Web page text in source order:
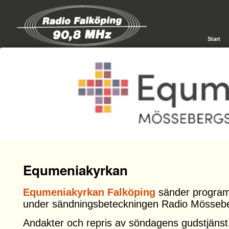
Start
Equmeniakyrkan
Equmeniakyrkan Falköping sänder
under sändningsbeteckningen Radio
Andakter och repris av söndagens